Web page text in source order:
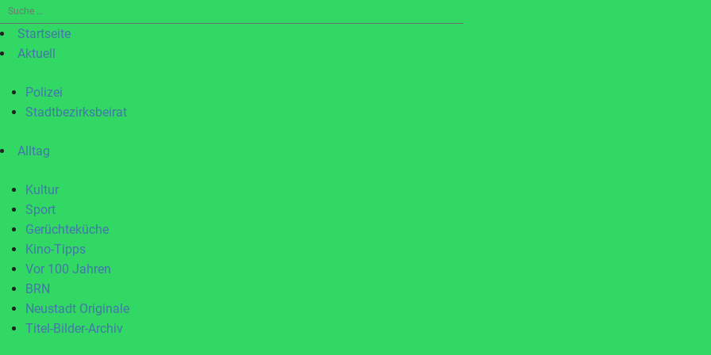
Suche
nach:Startseite
Aktuell
Polizei
Stadtbezirksbeirat
Alltag
Kultur
Sport
Gerüchteküche
Kino-Tipps
Vor 100 Jahren
BRN
Neustadt Originale
Titel-Bilder-Archiv